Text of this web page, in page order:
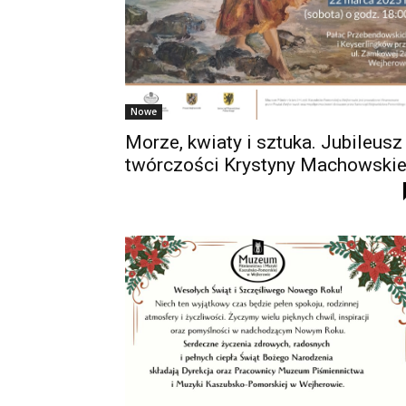
Nowe
Morze, kwiaty i sztuka. Jubileusz
twórczości Krystyny